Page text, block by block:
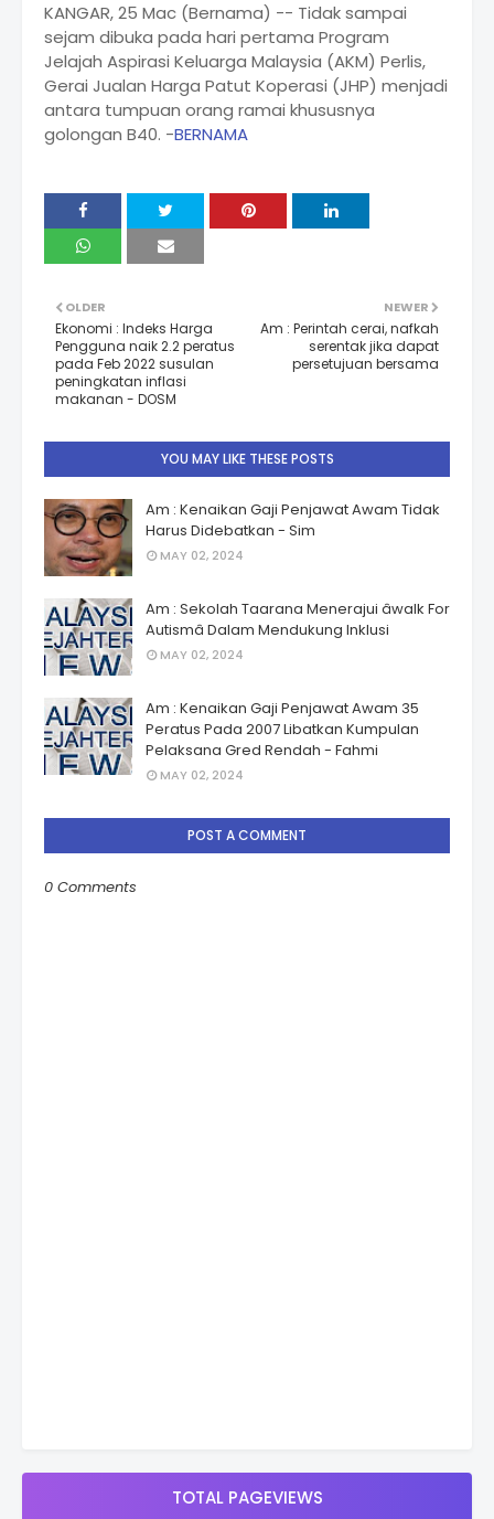
KANGAR, 25 Mac (Bernama) -- Tidak sampai
sejam dibuka pada hari pertama Program
Jelajah Aspirasi Keluarga Malaysia (AKM) Perlis,
Gerai Jualan Harga Patut Koperasi (JHP) menjadi
antara tumpuan orang ramai khususnya
golongan B40. -BERNAMA
NEWER
Am : Perintah cerai, nafkah
serentak jika dapat
persetujuan bersama
OLDER
Ekonomi : Indeks Harga
Pengguna naik 2.2 peratus
pada Feb 2022 susulan
peningkatan inflasi
makanan - DOSM
YOU MAY LIKE THESE POSTS
Am : Kenaikan Gaji Penjawat Awam Tidak
Harus Didebatkan - Sim
MAY 02, 2024
Am : Sekolah Taarana Menerajui âwalk For
Autismâ Dalam Mendukung Inklusi
MAY 02, 2024
Am : Kenaikan Gaji Penjawat Awam 35
Peratus Pada 2007 Libatkan Kumpulan
Pelaksana Gred Rendah - Fahmi
MAY 02, 2024
POST A COMMENT
0 Comments
TOTAL PAGEVIEWS